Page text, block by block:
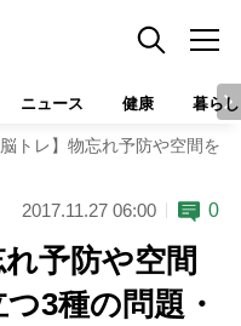
ニュース 健康 暮らし
脳トレ】物忘れ予防や空間を
2017.11.27 06:00 0
れ予防や空間
3種の問題・